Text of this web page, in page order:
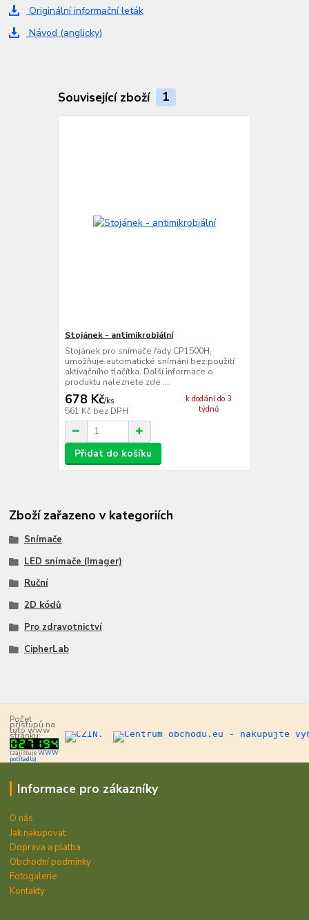
Originální informační leták
Návod (anglicky)
Související zboží 1
Stojánek - antimikrobiální
Stojánek pro snímače řady CP1500H,
umožňuje automatické snímání bez použití
aktivačního tlačítka. Další informace o
produktu naleznete zde ....
678 Kč/ks
561 Kč bez DPH
k dodání do 3
týdnů
Přidat do košíku
Zboží zařazeno v kategoriích
Snímače
LED snímače (Imager)
Ruční
2D kódů
Pro zdravotnictví
CipherLab
Počet
přístupů na
tuto www
stránku:
(zajišťujeWWW
počítadlo)
Informace pro zákazníky
O nás
Jak nakupovat
Doprava a platba
Obchodní podmínky
Fotogalerie
Kontakty